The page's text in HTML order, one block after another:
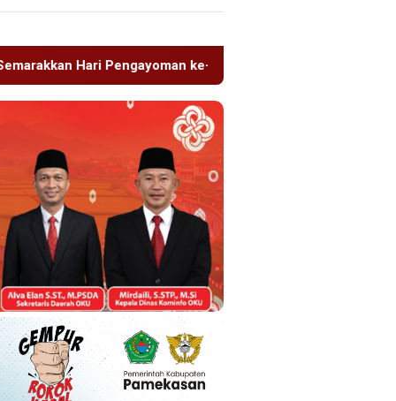
ke-81 Tragedi Proyek Masjid MIN 5 Madiun: Satu